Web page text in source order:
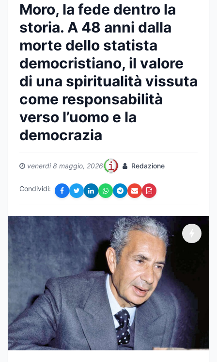
Moro, la fede dentro la
storia. A 48 anni dalla
morte dello statista
democristiano, il valore
di una spiritualità vissuta
come responsabilità
verso l’uomo e la
democrazia
venerdì 8 maggio, 2026 Redazione
Condividi: